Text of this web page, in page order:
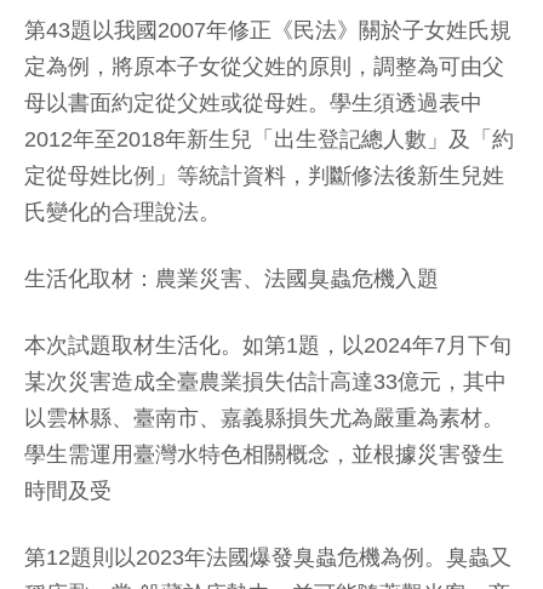
第43題以我國2007年修正《民法》關於子女姓氏規
定為例，將原本子女從父姓的原則，調整為可由父
母以書面約定從父姓或從母姓。學生須透過表中
2012年至2018年新生兒「出生登記總人數」及「約
定從母姓比例」等統計資料，判斷修法後新生兒姓
氏變化的合理說法。
生活化取材：農業災害、法國臭蟲危機入題
本次試題取材生活化。如第1題，以2024年7月下旬
某次災害造成全臺農業損失估計高達33億元，其中
以雲林縣、臺南市、嘉義縣損失尤為嚴重為素材。
學生需運用臺灣水特色相關概念，並根據災害發生
時間及受
第12題則以2023年法國爆發臭蟲危機為例。臭蟲又